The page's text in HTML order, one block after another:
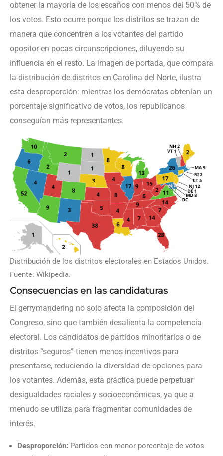
obtener la mayoría de los escaños con menos del 50% de
los votos. Esto ocurre porque los distritos se trazan de
manera que concentren a los votantes del partido
opositor en pocas circunscripciones, diluyendo su
influencia en el resto. La imagen de portada, que compara
la distribución de distritos en Carolina del Norte, ilustra
esta desproporción: mientras los demócratas obtenían un
porcentaje significativo de votos, los republicanos
conseguían más representantes.
Distribución de los distritos electorales en Estados Unidos.
Fuente: Wikipedia.
Consecuencias en las candidaturas
El gerrymandering no solo afecta la composición del
Congreso, sino que también desalienta la competencia
electoral. Los candidatos de partidos minoritarios o de
distritos “seguros” tienen menos incentivos para
presentarse, reduciendo la diversidad de opciones para
los votantes. Además, esta práctica puede perpetuar
desigualdades raciales y socioeconómicas, ya que a
menudo se utiliza para fragmentar comunidades de
interés.
Desproporción: Partidos con menor porcentaje de votos